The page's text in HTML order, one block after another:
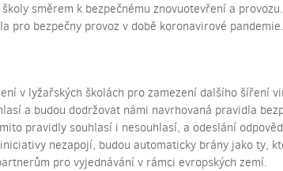
směrem k bezpečnému znovuotevření a
pro bezpečny provoz v době koronavirové pandemie.
v lyžařských školách pro zamezení dalšího šíření
a budou dodržovat námi navrhovaná pravidla
pravidly souhlasí i nesouhlasí, a odeslání
nezapojí, budou automaticky brány jako ty,
pro vyjednávání v rámci evropských zemí.